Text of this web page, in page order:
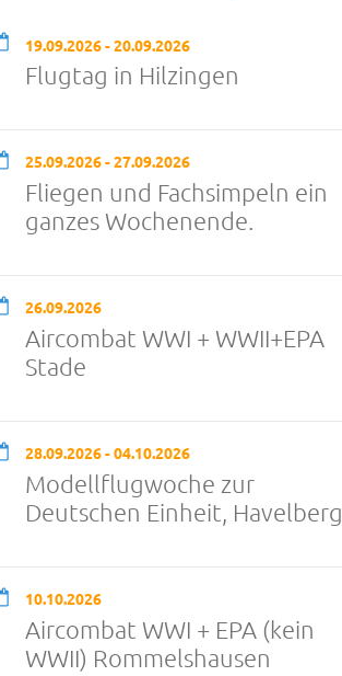
19.09.2026 - 20.09.2026
Flugtag in Hilzingen
25.09.2026 - 27.09.2026
Fliegen und Fachsimpeln ein
ganzes Wochenende.
26.09.2026
Aircombat WWI + WWII+EPA
Stade
28.09.2026 - 04.10.2026
Modellflugwoche zur
Deutschen Einheit, Havelberg
10.10.2026
Aircombat WWI + EPA (kein
WWII) Rommelshausen